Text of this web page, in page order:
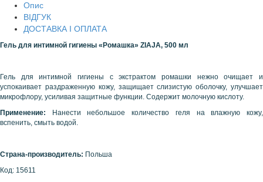
Опис
ВІДГУК
ДОСТАВКА І ОПЛАТА
Гель для интимной гигиены «Ромашка» ZIAJA, 500 мл
Гель для интимной гигиены с экстрактом ромашки нежно очищает и
успокаивает раздраженную кожу, защищает слизистую оболочку, улучшает
микрофлору, усиливая защитные функции. Содержит молочную кислоту.
Применение:
Нанести небольшое количество геля на влажную кожу,
вспенить, смыть водой.
Страна-производитель: Польша
Код: 15611